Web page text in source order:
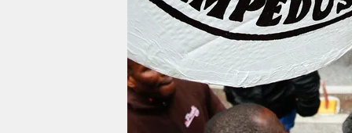
fragen & hilfe
unterstützen
abo
genossenschaft